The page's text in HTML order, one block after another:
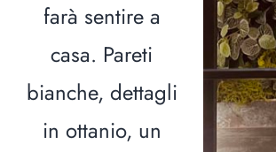
farà sentire a
casa. Pareti
bianche, dettagli
in ottanio, un